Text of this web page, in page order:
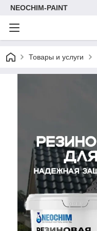
NEOCHIM-PAINT
Товары и услуги